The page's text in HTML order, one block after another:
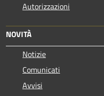
Autorizzazioni
NOVITÀ
Notizie
Comunicati
Avvisi